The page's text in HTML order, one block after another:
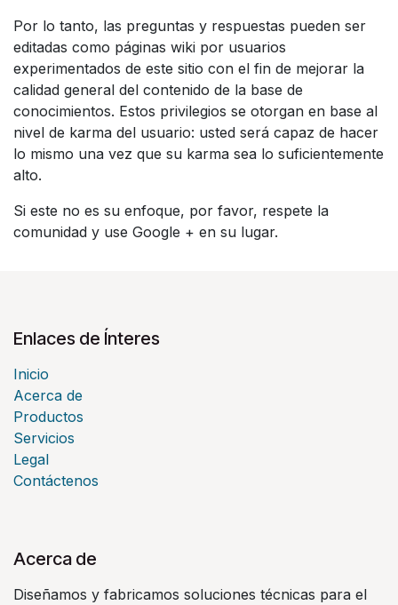
Por lo tanto, las preguntas y respuestas pueden ser
editadas como páginas wiki por usuarios
experimentados de este sitio con el fin de mejorar la
calidad general del contenido de la base de
conocimientos. Estos privilegios se otorgan en base al
nivel de karma del usuario: usted será capaz de hacer
lo mismo una vez que su karma sea lo suficientemente
alto.
Si este no es su enfoque, por favor, respete la
comunidad y use Google + en su lugar.
Enlaces de Ínteres
Inicio
Acerca de
Productos
Servicios
Legal
Contáctenos
Acerca de
Diseñamos y fabricamos soluciones técnicas para el